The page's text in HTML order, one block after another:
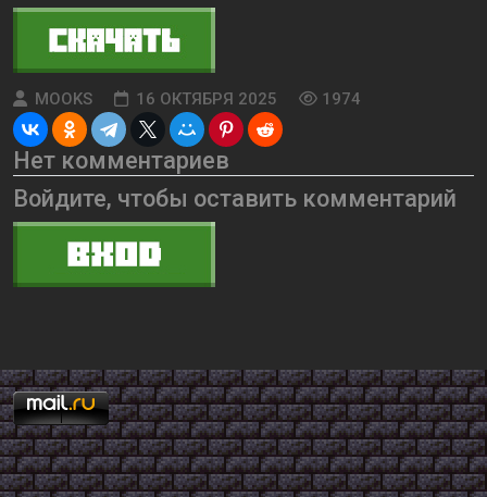
MOOKS 16 ОКТЯБРЯ 2025 1974
Нет комментариев
Войдите, чтобы оставить комментарий